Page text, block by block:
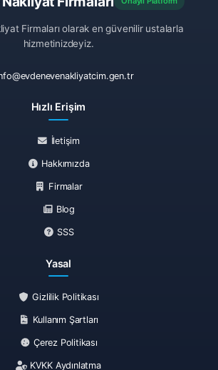
Firmaları olarak en güvenilir ustalarla
hizmetinizdeyiz.
Hızlı Erişim
İletişim
Hakkımızda
Firmalar
Blog
SSS
Yasal
Gizlilik Politikası
Kullanım Şartları
Çerez Politikası
KVKK Aydınlatma